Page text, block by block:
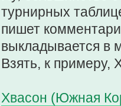
турнирных
пишет
выкладывается в
Взять, к примеру,
Хвасон (Южная